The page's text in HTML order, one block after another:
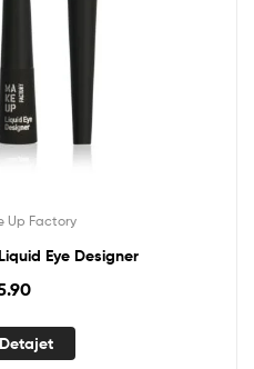
Up Factory
Eye Designer